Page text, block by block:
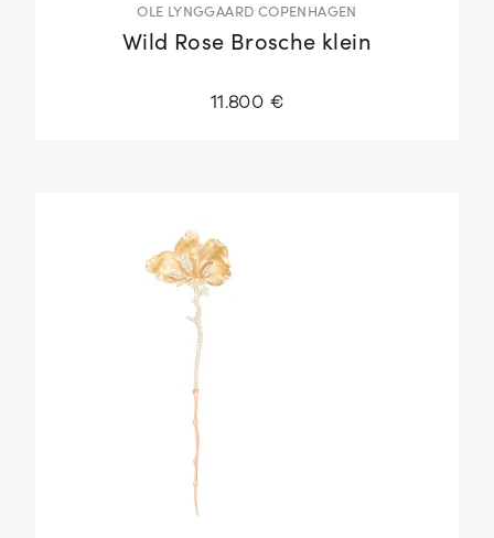
OLE LYNGGAARD COPENHAGEN
Wild Rose Brosche klein
11.800 €